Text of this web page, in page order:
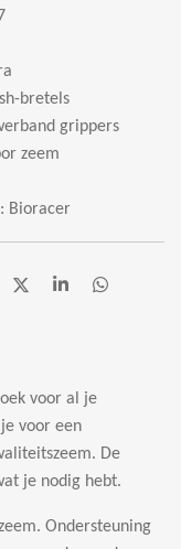
bretels
grippers
zeem
Bioracer
D
S
D
voor al je
voor een
De
je nodig hebt.
Ondersteuning